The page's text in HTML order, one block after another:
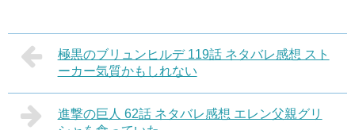
極黒のブリュンヒルデ 119話 ネタバレ感想 スト
ーカー気質かもしれない
進撃の巨人 62話 ネタバレ感想 エレン父親グリ